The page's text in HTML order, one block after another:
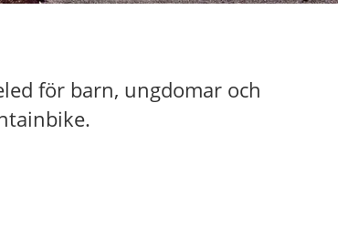
för barn, ungdomar och